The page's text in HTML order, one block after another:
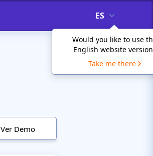
ES
Would you like to use
English website
Take me there
Ver Demo